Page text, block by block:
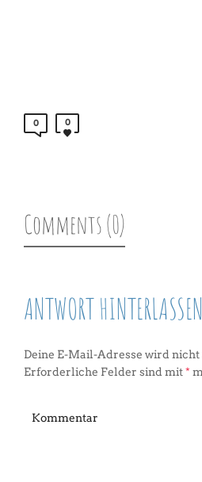
0 0
Comments (0)
ANTWORT HINTERLASSEN
Deine E-Mail-Adresse wird
Erforderliche Felder sind mit*